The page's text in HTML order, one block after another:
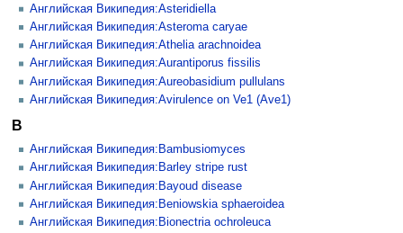
Английская Википедия:Asteridiella
Английская Википедия:Asteroma caryae
Английская Википедия:Athelia arachnoidea
Английская Википедия:Aurantiporus fissilis
Английская Википедия:Aureobasidium pullulans
Английская Википедия:Avirulence on Ve1 (Ave1)
B
Английская Википедия:Bambusiomyces
Английская Википедия:Barley stripe rust
Английская Википедия:Bayoud disease
Английская Википедия:Beniowskia sphaeroidea
Английская Википедия:Bionectria ochroleuca